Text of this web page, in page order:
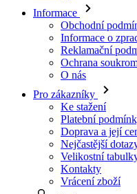
Informace
Obchodní
Informace o
Reklamační
Ochrana
O nás
Pro zákazníky
Ke stažení
Platební
Doprava a její
Nejčastější
Velikostní
Kontakty
Vrácení zboží